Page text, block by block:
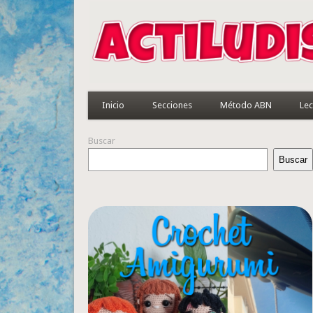
Inicio Secciones Método ABN
Buscar
Buscar